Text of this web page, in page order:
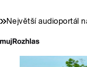
Největší audioportál